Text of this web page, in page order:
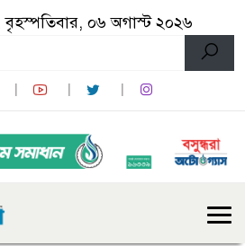
বৃহস্পতিবার, ০৬ অগাস্ট ২০২৬